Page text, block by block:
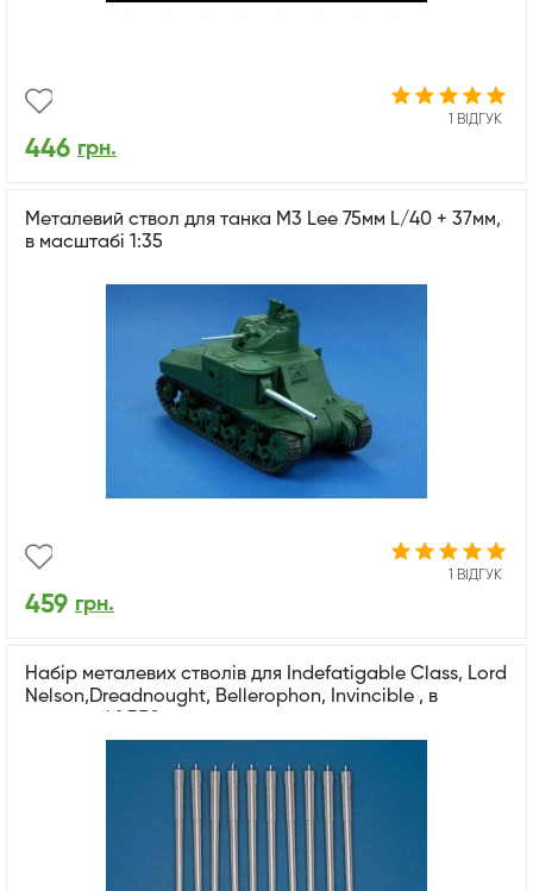
1 ВІДГУК
446 грн.
Металевий ствол для танка M3 Lee 75мм L/40 + 37мм,
в масштабі 1:35
1 ВІДГУК
459 грн.
Набір металевих стволів для Indefatigable Class, Lord
Nelson,Dreadnought, Bellerophon, Invincible , в